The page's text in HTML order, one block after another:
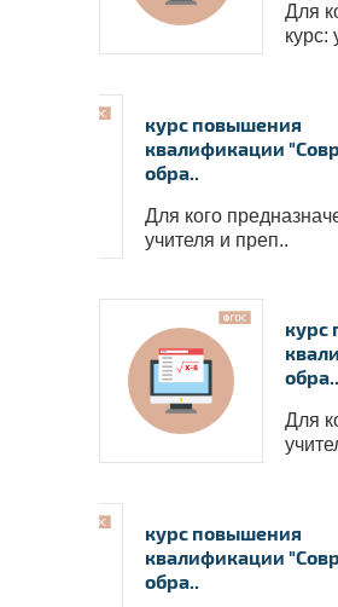
✅Данные
Госуслугах
✅
Для
курс:
курс повышения
квалификации
обра..
Для кого
учителя и преп..
курс
обра..
Для
курс повышения
квалификации
обра..